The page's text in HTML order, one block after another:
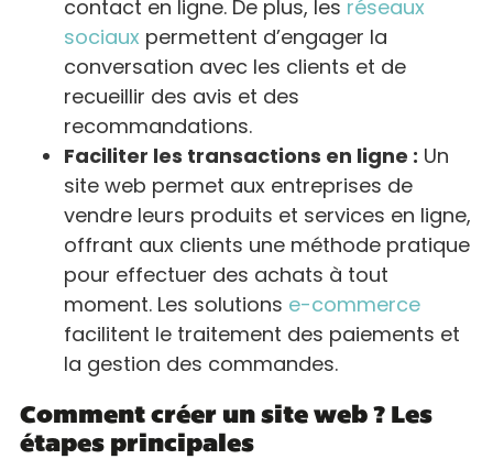
contact en ligne. De plus, les réseaux
sociaux permettent d’engager la
conversation avec les clients et de
recueillir des avis et des
recommandations.
Faciliter les transactions en ligne : Un
site web permet aux entreprises de
vendre leurs produits et services en ligne,
offrant aux clients une méthode pratique
pour effectuer des achats à tout
moment. Les solutions e-commerce
facilitent le traitement des paiements et
la gestion des commandes.
Comment créer un site web ? Les
étapes principales